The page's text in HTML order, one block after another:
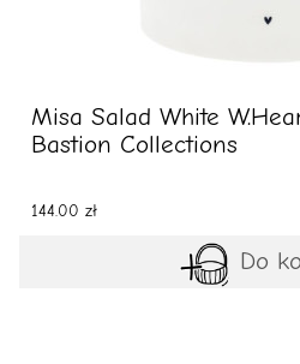
Misa Salad White
Bastion Collections
144.00 zł
Do